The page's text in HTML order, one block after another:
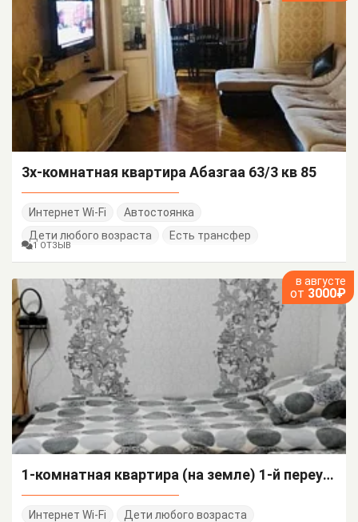
3х-комнатная квартира Абазгаа 63/3 кв 85
Интернет Wi-Fi
Автостоянка
Дети любого возраста
Есть трансфер
1 ОТЗЫВ
в августе
от 3000₽
1-комнатная квартира (на земле) 1-й переулок Терешковой 7
Интернет Wi-Fi Дети любого возраста